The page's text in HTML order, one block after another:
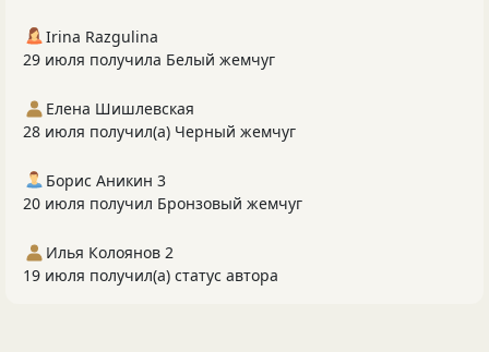
Irina Razgulina
29 июля получила Белый жемчуг
Елена Шишлевская
28 июля получил(а) Черный жемчуг
Борис Аникин 3
20 июля получил Бронзовый жемчуг
Илья Колоянов 2
19 июля получил(а) статус автора